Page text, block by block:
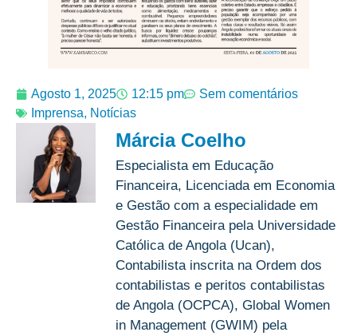
Agosto 1, 2025 12:15 pm
Sem comentários
Imprensa, Notícias
Márcia Coelho
Especialista em Educação
Financeira, Licenciada em Economia
e Gestão com a especialidade em
Gestão Financeira pela Universidade
Católica de Angola (Ucan),
Contabilista inscrita na Ordem dos
contabilistas e peritos contabilistas
de Angola (OCPCA), Global Women
in Management (GWIM) pela